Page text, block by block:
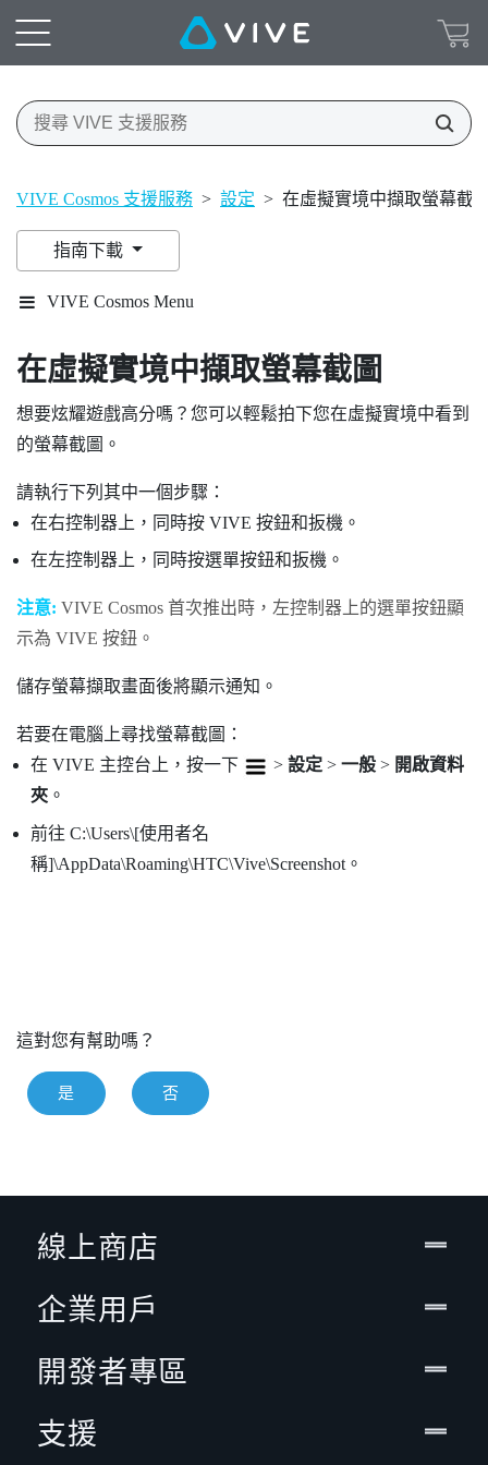
VIVE Cosmos 支援服務 > 設定 > 在虛擬實境中擷取螢幕截
指南下載
VIVE Cosmos Menu
在虛擬實境中擷取螢幕截圖
想要炫耀遊戲高分嗎？您可以輕鬆拍下您在虛擬實境中看到
的螢幕截圖。
請執行下列其中一個步驟：
在右控制器上，同時按 VIVE 按鈕和扳機。
在左控制器上，同時按選單按鈕和扳機。
注意: VIVE Cosmos 首次推出時，左控制器上的選單按鈕顯
示為 VIVE 按鈕。
儲存螢幕擷取畫面後將顯示通知。
若要在電腦上尋找螢幕截圖：
在 VIVE 主控台 上，按一下 > 設定> 一般> 開啟資料
夾。
前往 C:\Users\[使用者名
稱]\AppData\Roaming\HTC\Vive\Screenshot。
這對您有幫助嗎？
是 否
線上商店
企業用戶
開發者專區
支援